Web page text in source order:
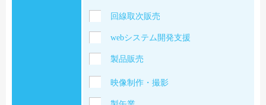
回線取次販売
webシステム開発支援
製品販売
映像制作・撮影